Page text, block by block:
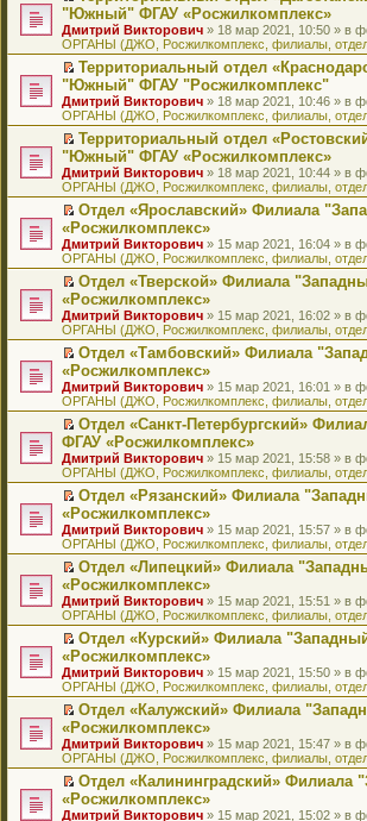
н
и
ю
о
о
б
щ
е
н
и
ю
н
о
м
у
с
о
о
б
щ
е
н
и
ю
ч
и
т
а
н
н
о
м
у
с
о
о
б
щ
е
н
ю
н
е
п
р
о
ч
и
т
а
н
н
о
м
у
с
о
б
щ
е
н
ю
р
в
о
м
у
н
е
п
р
о
ч
и
т
а
н
н
м
у
с
о
б
щ
е
н
ю
т
и
к
п
е
р
в
о
м
у
н
е
п
р
о
ч
т
а
н
н
м
у
с
о
б
щ
е
н
и
ю
П
е
р
е
й
т
и
к
п
е
р
в
о
м
у
н
п
р
о
ч
т
а
н
н
м
у
с
о
о
б
щ
е
н
ю
"Южный" ФГАУ «Росжилкомплекс»
Дмитрий Викторович » 18 мар 2021, 10:50 » в
ОРГАНЫ (ДЖО, Росжилкомплекс, филиалы,
П
е
р
е
й
т
и
к
п
е
р
о
м
у
н
п
р
о
ч
т
а
н
н
о
м
у
с
о
б
щ
е
н
ю
Территориальный отдел
"Южный" ФГАУ "Росжилкомплекс"
Дмитрий Викторович » 18 мар 2021, 10:46 » в
ОРГАНЫ (ДЖО, Росжилкомплекс, филиалы,
П
е
р
е
й
т
к
п
е
р
о
м
у
н
п
р
о
ч
и
т
а
н
н
м
у
с
о
б
щ
е
н
ю
Территориальный отдел
"Южный" ФГАУ «Росжилкомплекс»
Дмитрий Викторович » 18 мар 2021, 10:44 » в
ОРГАНЫ (ДЖО, Росжилкомплекс, филиалы,
П
р
е
й
т
к
п
е
р
о
м
у
н
е
п
р
о
ч
т
а
н
н
м
у
с
о
б
щ
е
н
ю
Отдел «Ярославский» Филиала
«Росжилкомплекс»
Дмитрий Викторович » 15 мар 2021, 16:04 » в
ОРГАНЫ (ДЖО, Росжилкомплекс, филиалы,
П
р
е
й
т
к
п
е
р
в
о
м
у
н
п
р
о
ч
т
а
н
н
м
у
с
о
б
щ
е
н
Отдел «Тверской» Филиала
«Росжилкомплекс»
Дмитрий Викторович » 15 мар 2021, 16:02 » в
ОРГАНЫ (ДЖО, Росжилкомплекс, филиалы,
П
р
е
й
т
и
к
п
е
р
о
м
у
н
п
р
о
ч
т
а
н
н
м
у
с
о
Отдел «Тамбовский» Филиала
«Росжилкомплекс»
Дмитрий Викторович » 15 мар 2021, 16:01 » в
ОРГАНЫ (ДЖО, Росжилкомплекс, филиалы,
П
е
р
е
й
т
к
п
е
р
о
м
у
н
п
р
о
ч
т
а
н
н
Отдел «Санкт-Петербургский»
ФГАУ «Росжилкомплекс»
Дмитрий Викторович » 15 мар 2021, 15:58 » в
ОРГАНЫ (ДЖО, Росжилкомплекс, филиалы,
П
р
е
й
т
к
п
е
р
о
м
у
н
п
р
о
ч
Отдел «Рязанский» Филиала
«Росжилкомплекс»
Дмитрий Викторович » 15 мар 2021, 15:57 » в
ОРГАНЫ (ДЖО, Росжилкомплекс, филиалы,
П
р
е
й
т
к
п
е
р
о
м
у
н
Отдел «Липецкий» Филиала
«Росжилкомплекс»
Дмитрий Викторович » 15 мар 2021, 15:51 » в
ОРГАНЫ (ДЖО, Росжилкомплекс, филиалы,
П
р
е
й
т
к
п
е
р
Отдел «Курский» Филиала
«Росжилкомплекс»
Дмитрий Викторович » 15 мар 2021, 15:50 » в
ОРГАНЫ (ДЖО, Росжилкомплекс, филиалы,
П
р
е
й
т
Отдел «Калужский» Филиала
«Росжилкомплекс»
Дмитрий Викторович » 15 мар 2021, 15:47 » в
ОРГАНЫ (ДЖО, Росжилкомплекс, филиалы,
П
Отдел «Калининградский» Филиала
«Росжилкомплекс»
Дмитрий Викторович » 15 мар 2021, 15:02 » в